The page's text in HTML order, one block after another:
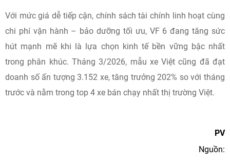
Với mức giá dễ tiếp cận, chính sách tài chính linh hoạt cùng
chi phí vận hành – bảo dưỡng tối ưu, VF 6 đang tăng sức
hút mạnh mẽ khi là lựa chọn kinh tế bền vững bậc nhất
trong phân khúc. Tháng 3/2026, mẫu xe Việt cũng đã đạt
doanh số ấn tượng 3.152 xe, tăng trưởng 202% so với tháng
trước và nằm trong top 4 xe bán chạy nhất thị trường Việt.
PV
Nguồn: